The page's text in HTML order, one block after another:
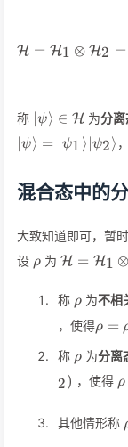
H = H1 ⊗ H2 =
称 ∣ψ⟩ ∈ H 为分离
ψ⟩ = ψ1 ⟩ ψ2⟩
混合态中的
大致知道即可，暂时
设 \rho
ρ 为 H = H1 ⊗
称 \rho
ρ 为不相
，使得ρ =
称 \rho
ρ 为分离
2) ，使得 ρ
其他情形称